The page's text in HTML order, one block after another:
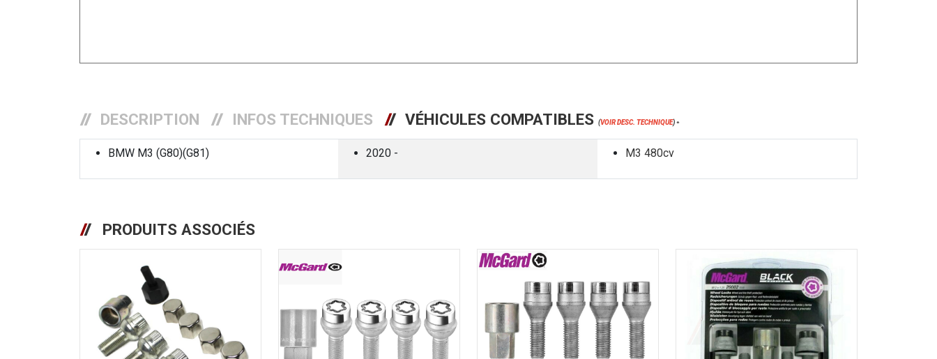
DESCRIPTION INFOS TECHNIQUES VÉHICULES COMPATIBLES (VOIR DESC. TECHNIQUE) *
BMW M3 (G80)(G81) 2020 - M3 480cv
PRODUITS ASSOCIÉS